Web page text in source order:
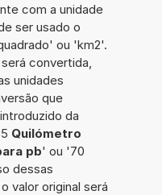
com a unidade
ser usado o
ou 'km2'.
convertida,
unidades
que
da
Quilómetro
pb' ou '70
dessas
valor original será